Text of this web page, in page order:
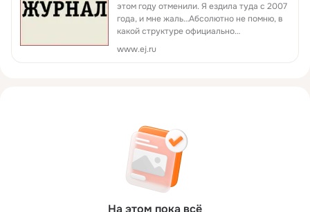
этом году отменили. Я ездила туда с 2007
года, и мне жаль…Абсолютно не помню, в
какой структуре официально
задействована, поэтому пишу как
посетитель, участник и
www.ej.ru
На этом пока всё